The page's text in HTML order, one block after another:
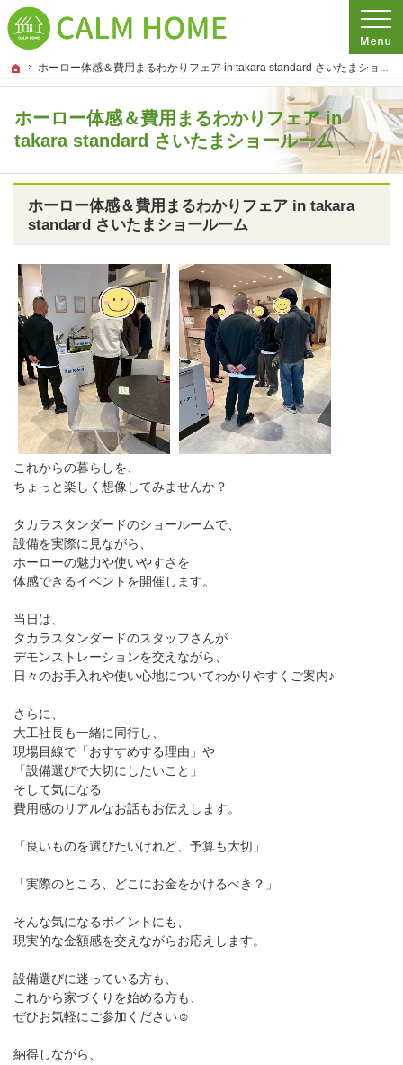
ホーム
ホーロー体感＆費用まるわかりフェア in takara standard さいたまショールーム
ホーロー体感＆費用まるわかりフェア in
takara standard さいたまショールーム
プロの目線からご提案。埼玉県さいたま市の注文住宅・新築戸建てを手がける工
埼玉県さいたま市の新築・注文住宅・新築戸建てを手がける工務店ならCALM
ホーロー体感＆費用まるわかりフェア in takara
standard さいたまショールーム
これからの暮らしを、
ちょっと楽しく想像してみませんか？
タカラスタンダードのショールームで、
設備を実際に見ながら、
ホーローの魅力や使いやすさを
体感できるイベントを開催します。
当日は、
タカラスタンダードのスタッフさんが
デモンストレーションを交えながら、
日々のお手入れや使い心地についてわかりやすくご案内♪
さらに、
大工社長も一緒に同行し、
現場目線で「おすすめする理由」や
「設備選びで大切にしたいこと」
そして気になる
費用感のリアルなお話もお伝えします。
「良いものを選びたいけれど、予算も大切」
「実際のところ、どこにお金をかけるべき？」
そんな気になるポイントにも、
現実的な金額感を交えながらお応えします。
設備選びに迷っている方も、
これから家づくりを始める方も、
ぜひお気軽にご参加ください☺
納得しながら、